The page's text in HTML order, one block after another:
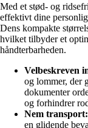
Med et stød- og
effektivt dine
Dens kompakte
hvilket tilbyder et
håndterbarheden.
Velbeskreven
og lommer, der
dokumenter
og forhindrer
Nem transport:
en glidende